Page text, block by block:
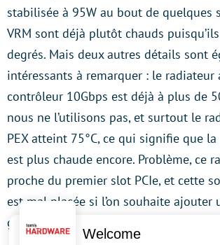
stabilisée à 95W au bout de quelques
VRM sont déjà plutôt chauds
degrés. Mais deux autres détails sont
intéressants à remarquer : le radiateur
contrôleur 10Gbps est déjà à plus de
nous ne l’utilisons pas, et surtout le
PEX atteint 75°C, ce qui signifie que
est plus chaude encore. Problème, ce
proche du premier slot PCIe, et cette
est mal placée si l’on souhaite ajouter
graphique sur ce port…
Welcome